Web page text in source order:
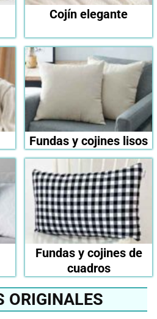
Cojín elegante
Fundas y cojines lisos
Fundas y cojines de
cuadros
ORIGINALES